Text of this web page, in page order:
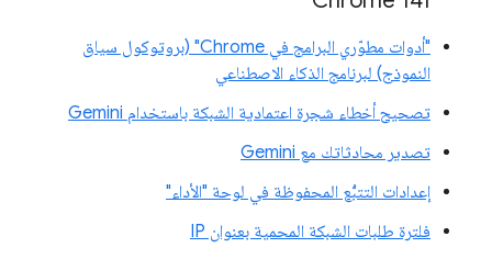
"أدوات مطوّري البرامج في Chrome" (بروتوكول سياق
النموذج) لبرنامج الذكاء الاصطناعي
تصحيح أخطاء شجرة اعتمادية الشبكة باستخدام Gemini
تصدير محادثاتك مع Gemini
إعدادات التتبُّع المحفوظة في لوحة "الأداء"
فلترة طلبات الشبكة المحمية بعنوان IP